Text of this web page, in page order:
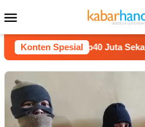
ke
kontenMobile
Konten Spesial
Untung Rp40 Juta Sekali Panen